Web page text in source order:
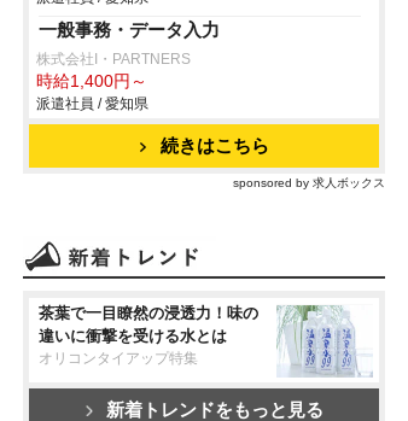
一般事務・データ入力
株式会社I・PARTNERS
時給1,400円～
派遣社員 / 愛知県
続きはこちら
sponsored by 求人ボックス
茶葉で一目瞭然の浸透力！味の
違いに衝撃を受ける水とは
オリコンタイアップ特集
新着トレンドをもっと見る